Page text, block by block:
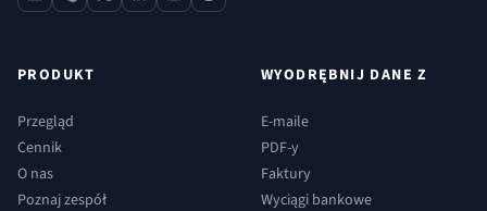
contactphone
x linkedinyoutube
reddit
PRODUKT
Przegląd
Cennik
O nas
Poznaj zespół
WYODRĘBNIJ DANE Z
E-maile
PDF-y
Faktury
Wyciągi bankowe